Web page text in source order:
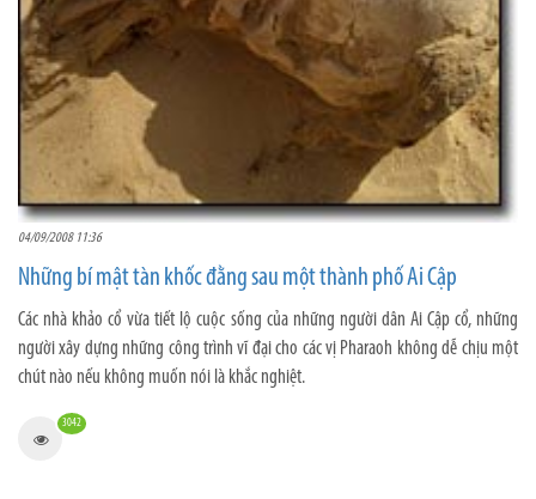
04/09/2008 11:36
Những bí mật tàn khốc đằng sau một thành phố Ai Cập
Các nhà khảo cổ vừa tiết lộ cuộc sống của những người dân Ai Cập cổ, những
người xây dựng những công trình vĩ đại cho các vị Pharaoh không dễ chịu một
chút nào nếu không muốn nói là khắc nghiệt.
3042